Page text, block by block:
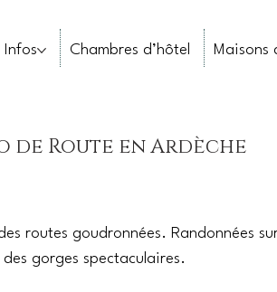
Infos Chambres d’hôtel Maisons
de Route en Ardèche
routes goudronnées. Randonnées
gorges spectaculaires.